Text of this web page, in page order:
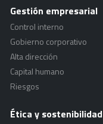
Gestión empresarial
Control interno
Gobierno corporativo
Alta dirección
Capital humano
Riesgos
Ética y sostenibilidad